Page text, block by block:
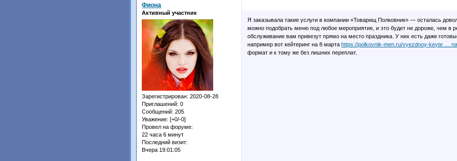
Фиона
Активный участник
Зарегистрирован: 2020-08-28
Приглашений: 0
Сообщений: 205
Уважение: [+0/-0]
Провел на форуме:
22 часа 6 минут
Последний визит:
Вчера 19:01:05
Я заказывала такие услуги в компании «Товарищ Полковник» — осталась
можно подобрать меню под любое мероприятие, и это будет не дороже, чем в
обслуживание вам привезут прямо на место праздника. У них есть даже
например вот кейтеринг на 8 мартаhttps://polkovnik-men.ru/vyezdnoy-keyte …
формат и к тому же без лишних переплат.